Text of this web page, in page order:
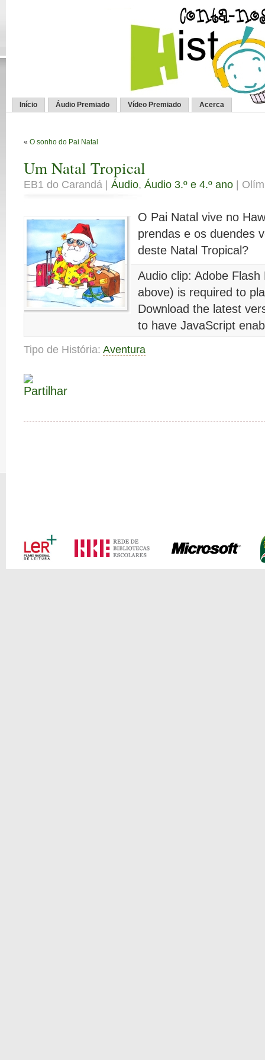
Início Áudio Premiado Vídeo Premiado Acerca
« O sonho do Pai Natal
Um Natal Tropical
EB1 do Carandá | Áudio, Áudio 3.º e 4.º ano |
O Pai Natal vive no
prendas e os duendes
deste Natal Tropical?
Audio clip: Adobe
above) is required to
Download the latest
to have JavaScript
Tipo de História: Aventura